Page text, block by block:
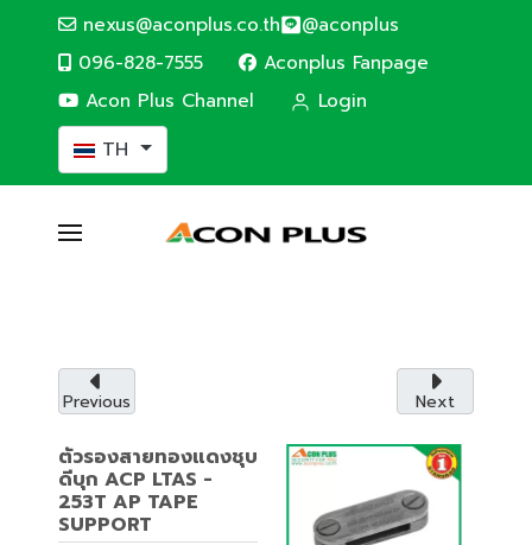
nexus@aconplus.co.th @aconplus
096-828-7555
Aconplus Fanpage
Acon Plus Channel
Login
เลือกภาษาของคุณ
TH
และรักษ์โลกไปพร้อมกับเรา
Previous Next
ตัวรองสายทองแดงชุบ
ดีบุก ACP LTAS -
253T AP TAPE
SUPPORT